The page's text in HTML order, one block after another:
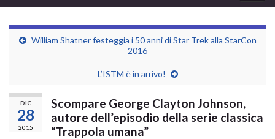
la
William Shatner festeggia i 50 anni di Star Trek alla StarCon
2016
L’ISTM è in arrivo!
DIC
28
2015
Scompare George Clayton Johnson,
autore dell’episodio della serie classica
“Trappola umana”